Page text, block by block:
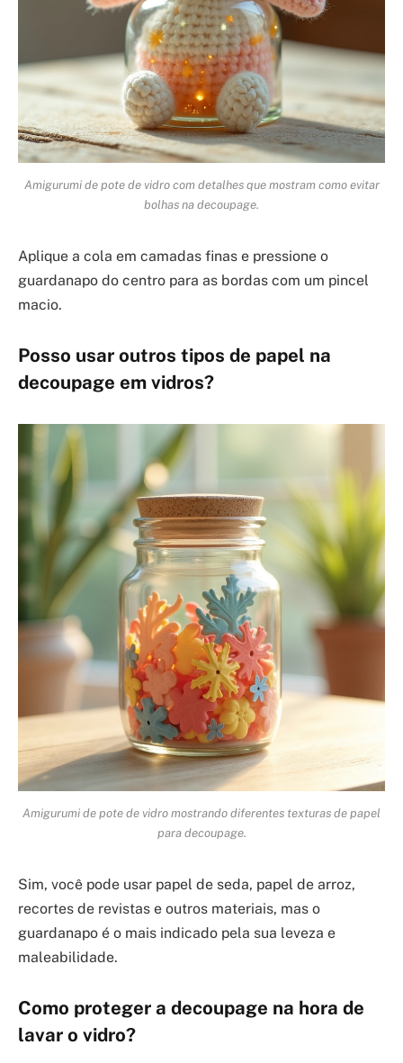
Amigurumi de pote de vidro com detalhes que mostram como evitar
bolhas na decoupage.
Aplique a cola em camadas finas e pressione o
guardanapo do centro para as bordas com um pincel
macio.
Posso usar outros tipos de papel na
decoupage em vidros?
Amigurumi de pote de vidro mostrando diferentes texturas de papel
para decoupage.
Sim, você pode usar papel de seda, papel de arroz,
recortes de revistas e outros materiais, mas o
guardanapo é o mais indicado pela sua leveza e
maleabilidade.
Como proteger a decoupage na hora de
lavar o vidro?